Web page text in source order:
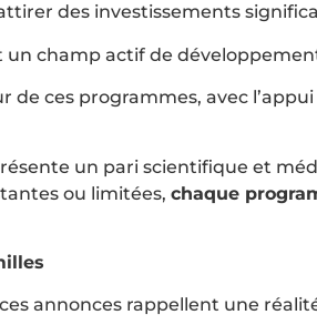
des investissements
un champ actif de
de ces programmes, avec
un pari scientifique et
ou limitées, chaque
annonces rappellent une